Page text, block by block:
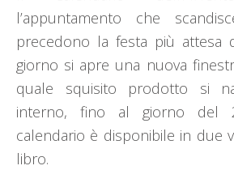
l’appuntamento che
precedono la festa più attesa
giorno si apre una nuova
quale squisito prodotto si
interno, fino al giorno del
calendario è disponibile in due
libro.